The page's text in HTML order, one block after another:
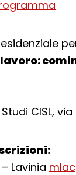
lavoro:
CISL, via
Lavinia